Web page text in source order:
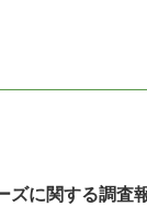
ズに関する調査